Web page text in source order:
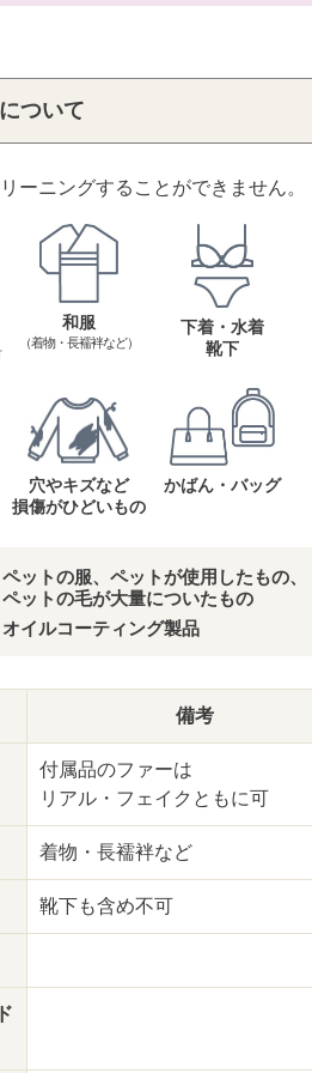
ついて
ーニングすることができません。
和服
（着物・長襦袢など）
下着・水着
靴下
穴やキズなど
損傷がひどいもの
かばん・バッグ
ペットの服、ペットが使用したもの、
ットの毛が大量についたもの
オイルコーティング製品
備考
付属品のファーは
リアル・フェイクともに可
着物・長襦袢など
靴下も含め不可